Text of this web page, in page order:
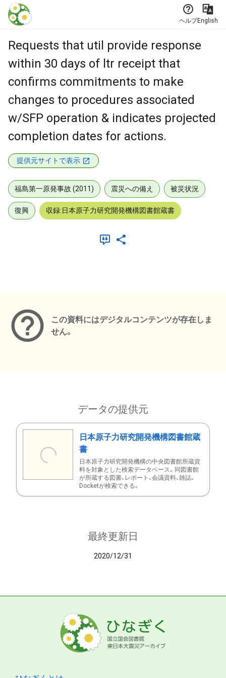
本文に飛ぶ
ヘルプEnglish
Requests that util provide response
within 30 days of ltr receipt that
confirms commitments to make
changes to procedures associated
w/SFP operation & indicates projected
completion dates for actions.
提供元サイトで表示
福島第一原発事故 (2011) 震災への備え 被災状況
復興 収録:日本原子力研究開発機構図書館蔵書
この資料にはデジタルコンテンツが存在しま
せん。
データの提供元
日本原子力研究開発機構図書館蔵
書
日本原子力研究開発機構の中央図書館所蔵資
料を対象とした検索データベース。同図書館
が所蔵する図書、レポート、会議資料、雑誌、
Docketが検索できる。
最終更新日
2020/12/31